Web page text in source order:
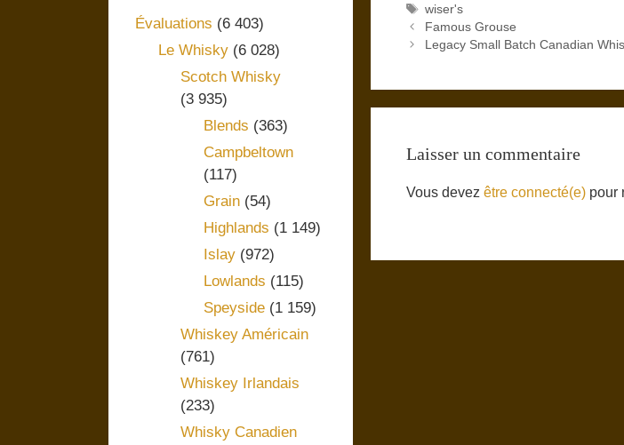
Étiquettes
wiser's
Famous Grouse
Legacy Small Batch Canadian
Laisser un commentaire
Vous devez être connecté(e) pour
Évaluations (6 403)
Le Whisky(6 028)
Scotch Whisky
(3 935)
Blends (363)
Campbeltown
(117)
Grain(54)
Highlands (1 149)
Islay(972)
Lowlands (115)
Speyside(1 159)
Whiskey Américain
(761)
Whiskey Irlandais
(233)
Whisky Canadien